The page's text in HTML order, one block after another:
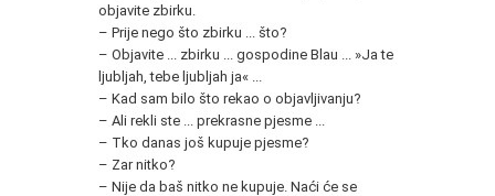
objavite zbirku.
– Prije nego što zbirku ... što?
– Objavite ... zbirku ... gospodine Blau ... »Ja te
ljubljah, tebe ljubljah ja« ...
– Kad sam bilo što rekao o objavljivanju?
– Ali rekli ste ... prekrasne pjesme ...
– Tko danas još kupuje pjesme?
– Zar nitko?
– Nije da baš nitko ne kupuje. Naći će se